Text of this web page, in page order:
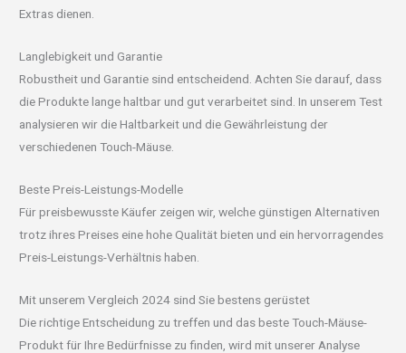
Extras dienen.
Langlebigkeit und Garantie
Robustheit und Garantie sind entscheidend. Achten Sie darauf, dass
die Produkte lange haltbar und gut verarbeitet sind. In unserem Test
analysieren wir die Haltbarkeit und die Gewährleistung der
verschiedenen Touch-Mäuse.
Beste Preis-Leistungs-Modelle
Für preisbewusste Käufer zeigen wir, welche günstigen Alternativen
trotz ihres Preises eine hohe Qualität bieten und ein hervorragendes
Preis-Leistungs-Verhältnis haben.
Mit unserem Vergleich 2024 sind Sie bestens gerüstet
Die richtige Entscheidung zu treffen und das beste Touch-Mäuse-
Produkt für Ihre Bedürfnisse zu finden, wird mit unserer Analyse